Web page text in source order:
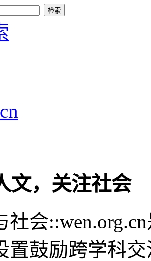
文，关注社会
社会
置鼓励跨学科